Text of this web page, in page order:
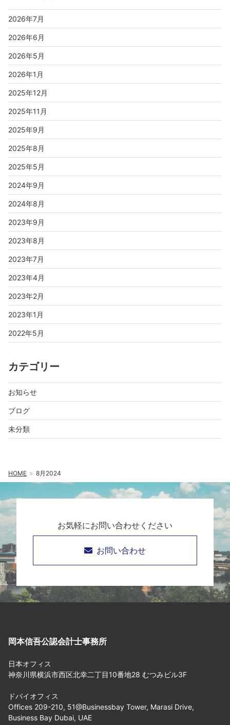
2026年7月
2026年6月
2026年5月
2026年1月
2025年12月
2025年11月
2025年9月
2025年8月
2025年5月
2024年9月
2024年8月
2023年9月
2023年8月
2023年7月
2023年4月
2023年2月
2023年1月
2022年5月
カテゴリー
お知らせ
ブログ
未分類
HOME 8月2024
お気軽にお問い合わせください
お問い合わせ
岡本信吾公認会計士事務所
日本オフィス
神奈川県横浜市西区北幸二丁目10番地28 むつみビル3F
ドバイオフィス
Offices 209-210, 51@Businessbay Tower, Marasi Drive,
Business Bay Dubai, UAE